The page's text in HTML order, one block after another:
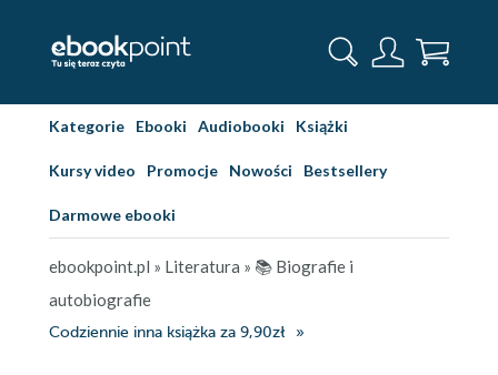
Kategorie Ebooki Audiobooki Książki
Kursy video Promocje Nowości Bestsellery
Darmowe ebooki
ebookpoint.pl » Literatura » 📚 Biografie i
autobiografie
Codziennie inna książka za 9,90zł